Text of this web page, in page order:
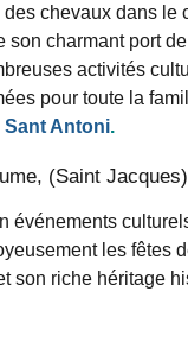
chevaux dans le
son charmant port
activités
pour toute la
Sant Antoni.
(Saint
événements
les fêtes
son riche héritage